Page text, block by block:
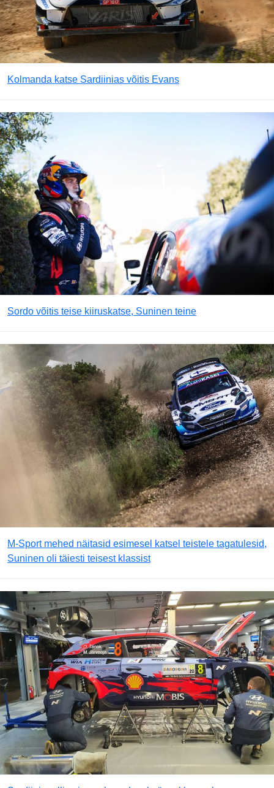
Kolmanda katse Sardiinias võitis Evans
Sordo võitis teise kiiruskatse, Suninen teine
M-Sport mehed näitasid esimesel katsel teistele tagatulesid,
Suninen oli täiesti teisest klassist